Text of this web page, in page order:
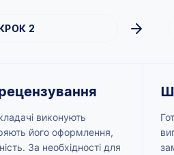
2
виконують
його оформлення,
За необхідності для